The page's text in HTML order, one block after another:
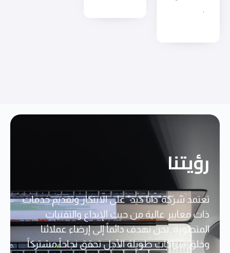
رؤيتنا
تعتمد شركة"داتا كيد" على الابتكار وتقديم خدمات
ذات معايير عالية من حيث الإبداع والتقنيات
المتطورة. نحن نهدف دائماً إلى إرضاء عملائنا
وخلق شراكات طويلة الأجل تحقق نجاحاً مشتركاً